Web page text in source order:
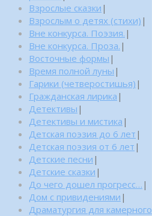
Взрослые сказки |
Взрослым о детях (стихи) |
Вне конкурса. Поэзия. |
Вне конкурса. Проза. |
Восточные формы |
Время полной луны |
Гарики (четверостишья) |
Гражданская лирика |
Детективы |
Детективы и мистика |
Детская поэзия до 6 лет |
Детская поэзия от 6 лет |
Детские песни |
Детские сказки |
До чего дошел прогресс… |
Дом с привидениями |
Драматургия для камерного